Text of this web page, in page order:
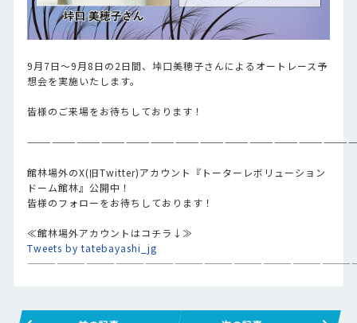
9月7日～9月8日の2日間、垰口美穂子さんによるオートレース予
想会を実施いたします。
皆様のご来場をお待ちしております！
館林場外のX(旧Twitter)アカウント『トーターレボリューション
ドーム館林』公開中！
皆様のフォローをお待ちしております！
≪館林場外アカウントはコチラ↓≫
Tweets by tatebayashi_jg